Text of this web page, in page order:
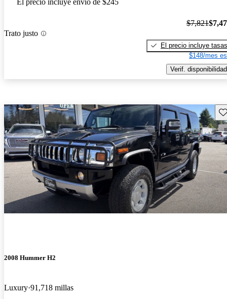
El precio incluye envío de $245
Trato justo
$7,821
El precio incluye tasas
$148/mes
Verif. disponibilidad
2008 Hummer H2
Luxury 91,718 millas